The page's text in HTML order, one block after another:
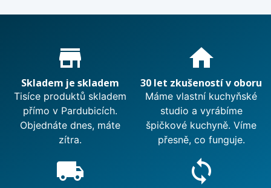
Proč nakupovat u nás?
store_mall_directory
Skladem je skladem
Tisíce produktů skladem
přímo v Pardubicích.
Objednáte dnes, máte
zítra.
home
30 let zkušeností v oboru
Máme vlastní kuchyňské
studio a vyrábíme
špičkové kuchyně. Víme
přesně, co funguje.
local_shipping sync